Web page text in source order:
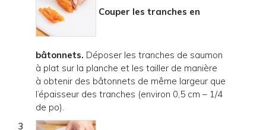
Couper les tranches en
bâtonnets. Déposer les tranches de saumon
à plat sur la planche et les tailler de manière
à obtenir des bâtonnets de même largeur que
l’épaisseur des tranches (environ 0,5 cm – 1/4
de po).